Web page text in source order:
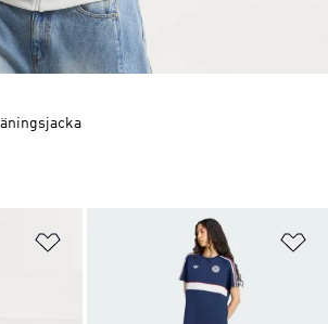
Lägg till på önskelistan